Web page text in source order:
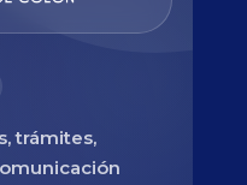
trámites,